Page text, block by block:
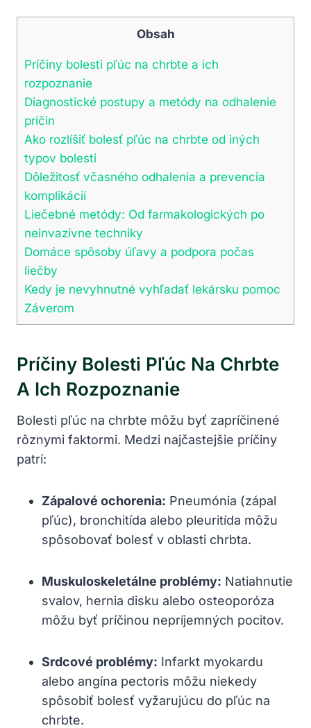
Obsah
Príčiny bolesti pľúc na chrbte a ich
rozpoznanie
Diagnostické postupy a metódy na odhalenie
príčin
Ako rozlíšiť bolesť pľúc na chrbte od iných
typov bolesti
Dôležitosť včasného odhalenia a prevencia
komplikácií
Liečebné metódy: Od farmakologických po
neinvazívne techniky
Domáce spôsoby úľavy a podpora počas
liečby
Kedy je nevyhnutné vyhľadať lekársku pomoc
Záverom
Príčiny Bolesti Pľúc Na Chrbte
A Ich Rozpoznanie
Bolesti pľúc na chrbte môžu byť zapríčinené
rôznymi faktormi. Medzi najčastejšie príčiny
patrí:
Zápalové ochorenia: Pneumónia (zápal
pľúc), bronchitída alebo pleuritída môžu
spôsobovať bolesť v oblasti chrbta.
Muskuloskeletálne problémy: Natiahnutie
svalov, hernia disku alebo osteoporóza
môžu byť príčinou nepríjemných pocitov.
Srdcové problémy: Infarkt myokardu
alebo angína pectoris môžu niekedy
spôsobiť bolesť vyžarujúcu do pľúc na
chrbte.